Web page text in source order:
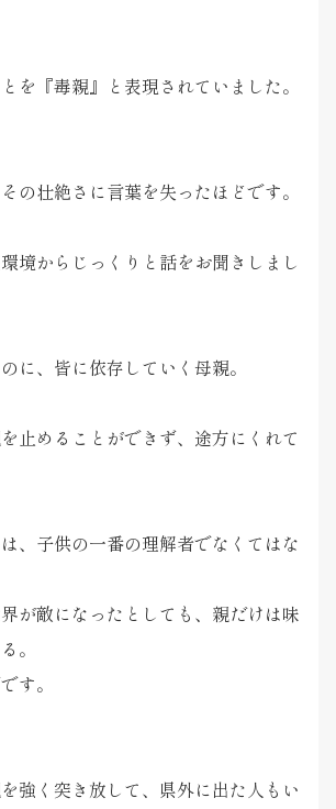
を『毒親』と表現されていました。
の壮絶さに言葉を失ったほどです。
境からじっくりと話をお聞きしまし
に、皆に依存していく母親。
止めることができず、途方にくれて
、子供の一番の理解者でなくてはな
が敵になったとしても、親だけは味
。
す。
強く突き放して、県外に出た人もい